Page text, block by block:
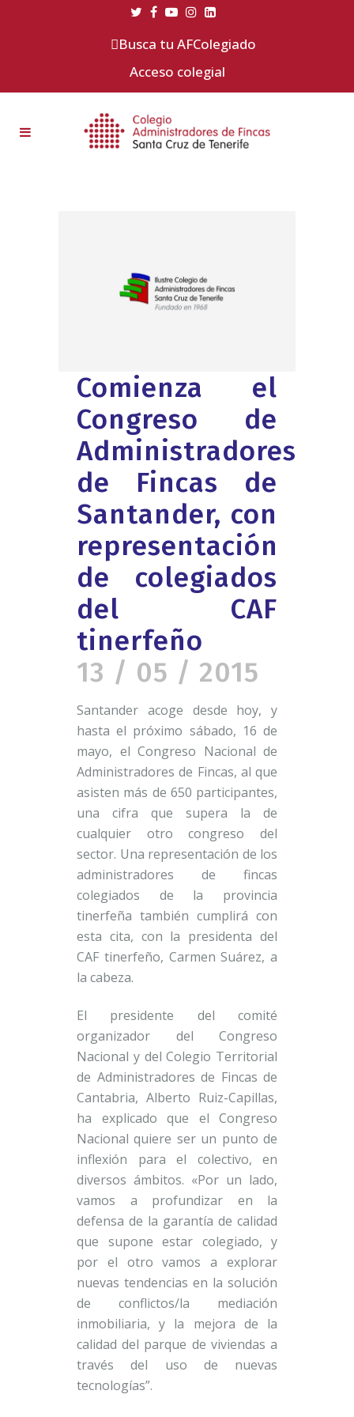
Busca tu AFColegiado
Acceso colegial
13 / 05 / 2015
Comienza el
Congreso de
Administradores
de Fincas de
Santander, con
representación
de colegiados
del CAF
tinerfeño
Santander acoge desde hoy, y
hasta el próximo sábado, 16 de
mayo, el Congreso Nacional de
Administradores de Fincas, al que
asisten más de 650 participantes,
una cifra que supera la de
cualquier otro congreso del
sector. Una representación de los
administradores de fincas
colegiados de la provincia
tinerfeña también cumplirá con
esta cita, con la presidenta del
CAF tinerfeño, Carmen Suárez, a
la cabeza.
El presidente del comité
organizador del Congreso
Nacional y del Colegio Territorial
de Administradores de Fincas de
Cantabria, Alberto Ruiz-Capillas,
ha explicado que el Congreso
Nacional quiere ser un punto de
inflexión para el colectivo, en
diversos ámbitos. «Por un lado,
vamos a profundizar en la
defensa de la garantía de calidad
que supone estar colegiado, y
por el otro vamos a explorar
nuevas tendencias en la solución
de conflictos/la mediación
inmobiliaria, y la mejora de la
calidad del parque de viviendas a
través del uso de nuevas
tecnologías”.